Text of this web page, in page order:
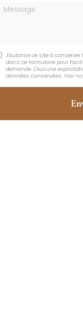
Message
J'autorise ce site à
dans ce formulaire pour
demande. (Aucune
données conservées. Voir